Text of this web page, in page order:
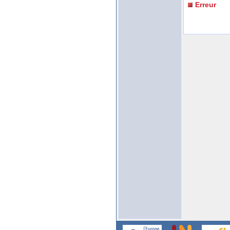
Erreur